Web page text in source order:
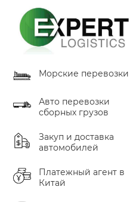
Морские перевозки
Авто перевозки
сборных грузов
Закуп и доставка
автомобилей
Платежный агент в
Китай